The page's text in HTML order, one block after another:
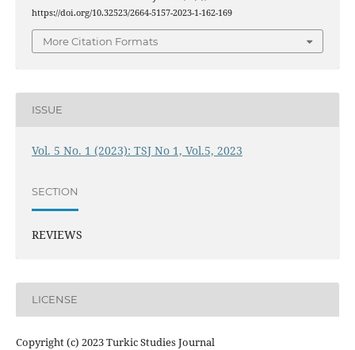
https://doi.org/10.32523/2664-5157-2023-1-162-169
More Citation Formats
ISSUE
Vol. 5 No. 1 (2023): TSJ No 1, Vol.5, 2023
SECTION
REVIEWS
LICENSE
Copyright (c) 2023 Turkic Studies Journal